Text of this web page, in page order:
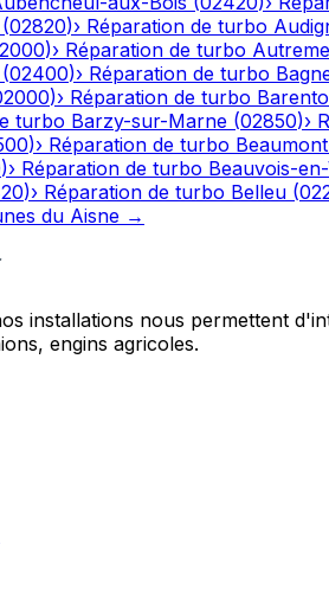
(02820)› Réparation de turbo
)› Réparation de turbo
(02400)› Réparation de turbo
)› Réparation de turbo
turbo Barzy-sur-Marne (02850)›
)› Réparation de turbo
)› Réparation de turbo Beauvois-
)› Réparation de turbo Belleu (
du Aisne →
installations nous permettent
engins agricoles.